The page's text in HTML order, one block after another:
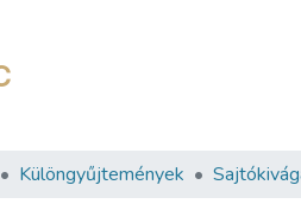
Különgyűjtemények